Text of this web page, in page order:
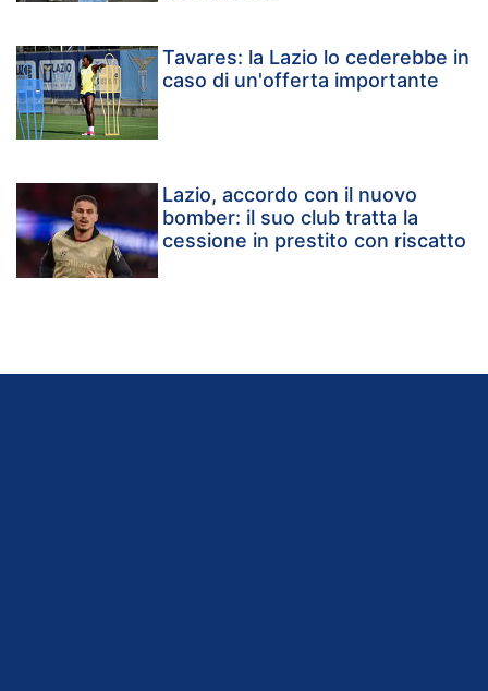
Tavares: la Lazio lo cederebbe in
caso di un'offerta importante
Lazio, accordo con il nuovo
bomber: il suo club tratta la
cessione in prestito con riscatto